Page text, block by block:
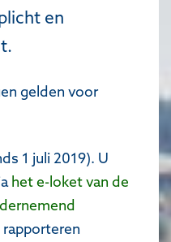
en
gelden voor
1 juli 2019). U
het e-loket van de